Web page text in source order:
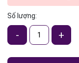
Số lượng:
- +